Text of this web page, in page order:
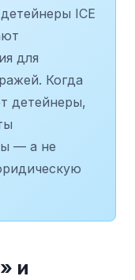
ICE
для
Когда
детейнеры,
— а не
и